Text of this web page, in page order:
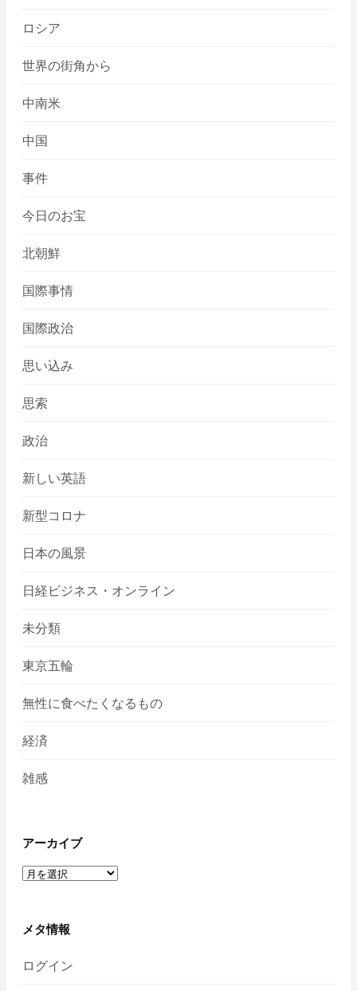
ロシア
世界の街角から
中南米
中国
事件
今日のお宝
北朝鮮
国際事情
国際政治
思い込み
思索
政治
新しい英語
新型コロナ
日本の風景
日経ビジネス・オンライン
未分類
東京五輪
無性に食べたくなるもの
経済
雑感
アーカイブ
ア
イ
メタ情報
ログイン